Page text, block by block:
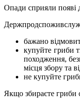
Опади сприяли появі
бажано
купуйте гриби
походження,
місця збору та
не купуйте
Якщо збираєте гриби